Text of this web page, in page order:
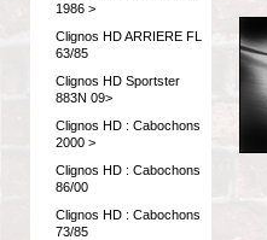
1986 >
Clignos HD ARRIERE FL
63/85
Clignos HD Sportster
883N 09>
Clignos HD : Cabochons
2000 >
Clignos HD : Cabochons
86/00
Clignos HD : Cabochons
73/85